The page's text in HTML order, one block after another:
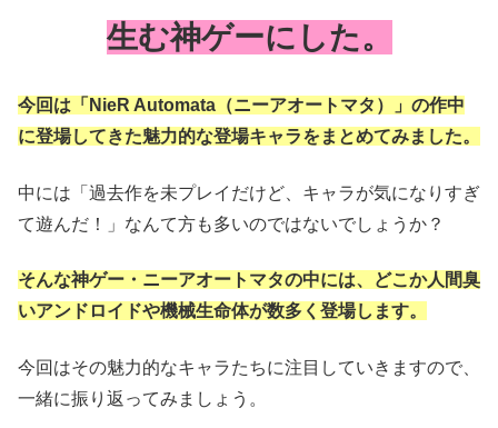
生む神ゲーにした。
今回は「NieR Automata（ニーアオートマタ）」の作中
に登場してきた魅力的な登場キャラをまとめてみました。
中には「過去作を未プレイだけど、キャラが気になりすぎ
て遊んだ！」なんて方も多いのではないでしょうか？
そんな神ゲー・ニーアオートマタの中には、どこか人間臭
いアンドロイドや機械生命体が数多く登場します。
今回はその魅力的なキャラたちに注目していきますので、
一緒に振り返ってみましょう。